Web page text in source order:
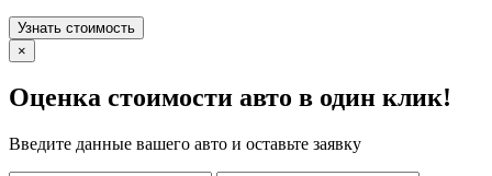
Узнать стоимость
×
Оценка стоимости авто в один клик!
Введите данные вашего авто и оставьте заявку